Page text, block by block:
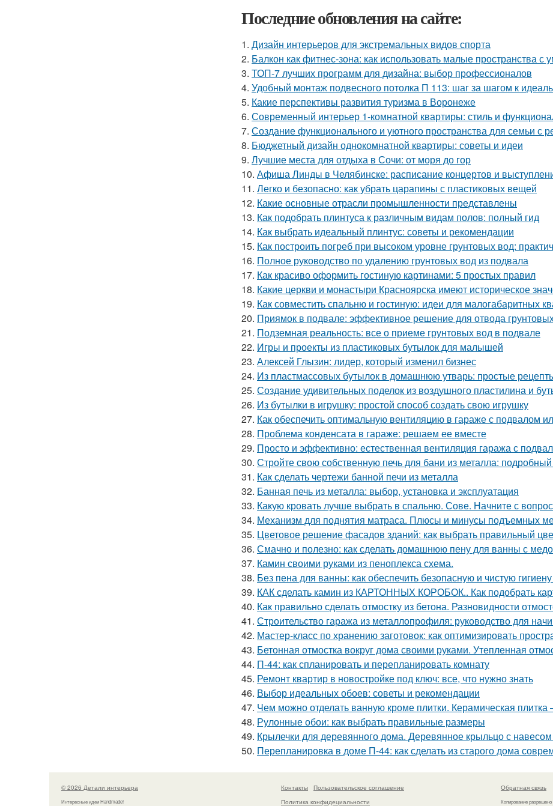
Последние обновления на сайте:
1. Дизайн интерьеров для экстремальных видов спорта
2. Балкон как фитнес-зона: как использовать малые пространства с
3. ТОП-7 лучших программ для дизайна: выбор профессионалов
4. Удобный монтаж подвесного потолка П 113: шаг за шагом к
5. Какие перспективы развития туризма в Воронеже
6. Современный интерьер 1-комнатной квартиры: стиль и
7. Создание функционального и уютного пространства для семьи с
8. Бюджетный дизайн однокомнатной квартиры: советы и идеи
9. Лучшие места для отдыха в Сочи: от моря до гор
10. Афиша Линды в Челябинске: расписание концертов и
11. Легко и безопасно: как убрать царапины с пластиковых вещей
12. Какие основные отрасли промышленности представлены
13. Как подобрать плинтуса к различным видам полов: полный гид
14. Как выбрать идеальный плинтус: советы и рекомендации
15. Как построить погреб при высоком уровне грунтовых вод:
16. Полное руководство по удалению грунтовых вод из подвала
17. Как красиво оформить гостиную картинами: 5 простых правил
18. Какие церкви и монастыри Красноярска имеют историческое
19. Как совместить спальню и гостиную: идеи для малогабаритных
20. Приямок в подвале: эффективное решение для отвода
21. Подземная реальность: все о приеме грунтовых вод в подвале
22. Игры и проекты из пластиковых бутылок для малышей
23. Алексей Глызин: лидер, который изменил бизнес
24. Из пластмассовых бутылок в домашнюю утварь: простые
25. Создание удивительных поделок из воздушного пластилина и
26. Из бутылки в игрушку: простой способ создать свою игрушку
27. Как обеспечить оптимальную вентиляцию в гараже с подвалом
28. Проблема конденсата в гараже: решаем ее вместе
29. Просто и эффективно: естественная вентиляция гаража с
30. Стройте свою собственную печь для бани из металла: подробный
31. Как сделать чертежи банной печи из металла
32. Банная печь из металла: выбор, установка и эксплуатация
33. Какую кровать лучше выбрать в спальню. Сове. Начните с
34. Механизм для поднятия матраса. Плюсы и минусы подъемных
35. Цветовое решение фасадов зданий: как выбрать правильный
36. Смачно и полезно: как сделать домашнюю пену для ванны с
37. Камин своими руками из пеноплекса схема.
38. Без пена для ванны: как обеспечить безопасную и чистую
39. КАК сделать камин из КАРТОННЫХ КОРОБОК.. Как подобрать
40. Как правильно сделать отмостку из бетона. Разновидности
41. Строительство гаража из металлопрофиля: руководство для
42. Мастер-класс по хранению заготовок: как оптимизировать
43. Бетонная отмостка вокруг дома своими руками. Утепленная
44. П-44: как спланировать и перепланировать комнату
45. Ремонт квартир в новостройке под ключ: все, что нужно знать
46. Выбор идеальных обоев: советы и рекомендации
47. Чем можно отделать ванную кроме плитки. Керамическая
48. Рулонные обои: как выбрать правильные размеры
49. Крылечки для деревянного дома. Деревянное крыльцо с
50. Перепланировка в доме П-44: как сделать из старого дома
© 2026 Детали интерьера
Интересные идеи Handmade!
Контакты
Пользовательское соглашение
Политика конфидециальности
Обратная связь
Копирование разрешено